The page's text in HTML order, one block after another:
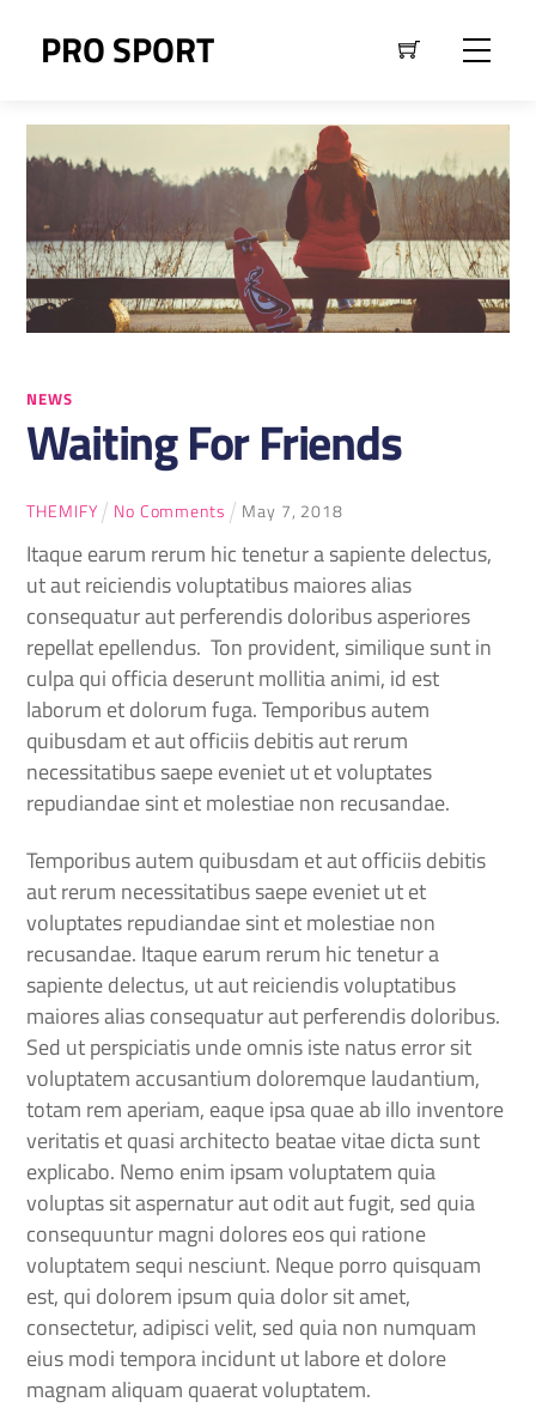
PRO SPORT
NEWS
Waiting For Friends
THEMIFY No Comments May 7, 2018
Itaque earum rerum hic tenetur a sapiente delectus,
ut aut reiciendis voluptatibus maiores alias
consequatur aut perferendis doloribus asperiores
repellat epellendus. Ton provident, similique sunt in
culpa qui officia deserunt mollitia animi, id est
laborum et dolorum fuga. Temporibus autem
quibusdam et aut officiis debitis aut rerum
necessitatibus saepe eveniet ut et voluptates
repudiandae sint et molestiae non recusandae.
Temporibus autem quibusdam et aut officiis debitis
aut rerum necessitatibus saepe eveniet ut et
voluptates repudiandae sint et molestiae non
recusandae. Itaque earum rerum hic tenetur a
sapiente delectus, ut aut reiciendis voluptatibus
maiores alias consequatur aut perferendis doloribus.
Sed ut perspiciatis unde omnis iste natus error sit
voluptatem accusantium doloremque laudantium,
totam rem aperiam, eaque ipsa quae ab illo inventore
veritatis et quasi architecto beatae vitae dicta sunt
explicabo. Nemo enim ipsam voluptatem quia
voluptas sit aspernatur aut odit aut fugit, sed quia
consequuntur magni dolores eos qui ratione
voluptatem sequi nesciunt. Neque porro quisquam
est, qui dolorem ipsum quia dolor sit amet,
consectetur, adipisci velit, sed quia non numquam
eius modi tempora incidunt ut labore et dolore
magnam aliquam quaerat voluptatem.